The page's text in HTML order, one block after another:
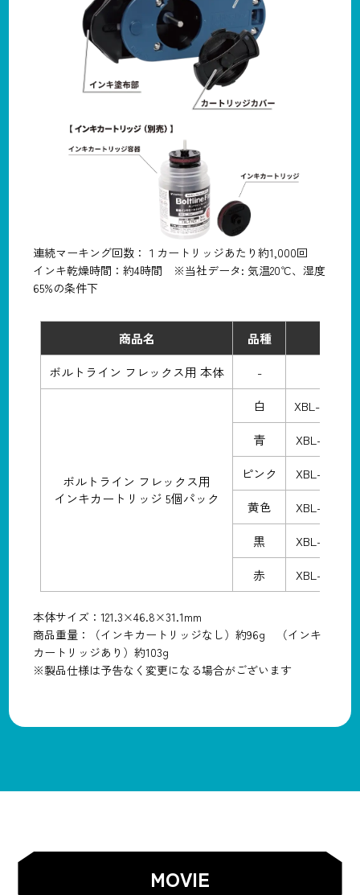
連続マーキング回数：１カートリッジあたり約1,000回
インキ乾燥時間：約4時間 ※当社データ: 気温20℃、湿度
65%の条件下
商品名 品種
ボルトライン フレックス用 本体
-
ボルトライン フレックス用
インキカートリッジ 5個パック
白
XBL-FRC2-
青
XBL-
ピンク
XBL-
黄色
XBL-
黒
XBL-
赤
XBL-
本体サイズ：121.3×46.8×31.1mm
商品重量：（インキカートリッジなし）約96g （インキ
カートリッジあり）約103g
※製品仕様は予告なく変更になる場合がございます
MOVIE